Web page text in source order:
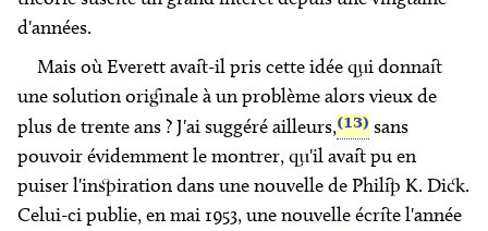
d'années.
Mais où Everett avait-il pris cette idée qui donnait
une solution originale à un problème alors vieux de
plus de trente ans ? J'ai suggéré ailleurs,(13) sans
pouvoir évidemment le montrer, qu'il avait pu en
puiser l'inspiration dans une nouvelle de Philip K. Dick.
Celui-ci publie, en mai 1953, une nouvelle écrite l'année